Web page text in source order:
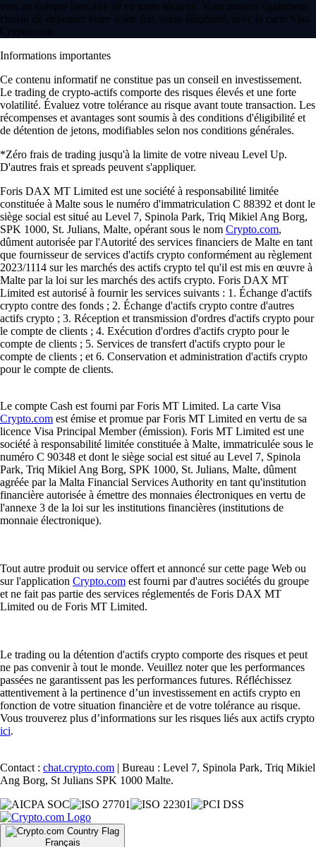
vers un compte bancaire lié en toute sécurité. Vous pouvez également
choisir de dépenser votre solde fiat, selon éligibilité, avec la carte Visa
Crypto.com.
Informations importantes
Ce contenu informatif ne constitue pas un conseil en investissement.
Le trading de crypto-actifs comporte des risques élevés et une forte
volatilité. Évaluez votre tolérance au risque avant toute transaction. Les
récompenses et avantages sont soumis à des conditions d'éligibilité et
de détention de jetons, modifiables selon nos conditions générales.
*Zéro frais de trading jusqu'à la limite de votre niveau Level Up.
D'autres frais et spreads peuvent s'appliquer.
Foris DAX MT Limited est une société à responsabilité limitée
constituée à Malte sous le numéro d'immatriculation C 88392 et dont le
siège social est situé au Level 7, Spinola Park, Triq Mikiel Ang Borg,
SPK 1000, St. Julians, Malte, opérant sous le nom Crypto.com,
dûment autorisée par l'Autorité des services financiers de Malte en tant
que fournisseur de services d'actifs crypto conformément au règlement
2023/1114 sur les marchés des actifs crypto tel qu'il est mis en œuvre à
Malte par la loi sur les marchés des actifs crypto. Foris DAX MT
Limited est autorisé à fournir les services suivants : 1. Échange d'actifs
crypto contre des fonds ; 2. Échange d'actifs crypto contre d'autres
actifs crypto ; 3. Réception et transmission d'ordres d'actifs crypto pour
le compte de clients ; 4. Exécution d'ordres d'actifs crypto pour le
compte de clients ; 5. Services de transfert d'actifs crypto pour le
compte de clients ; et 6. Conservation et administration d'actifs crypto
pour le compte de clients.
Le compte Cash est fourni par Foris MT Limited. La carte Visa
Crypto.com est émise et promue par Foris MT Limited en vertu de sa
licence Visa Principal Member (émission). Foris MT Limited est une
société à responsabilité limitée constituée à Malte, immatriculée sous le
numéro C 90348 et dont le siège social est situé au Level 7, Spinola
Park, Triq Mikiel Ang Borg, SPK 1000, St. Julians, Malte, dûment
agréée par la Malta Financial Services Authority en tant qu'institution
financière autorisée à émettre des monnaies électroniques en vertu de
l'annexe 3 de la loi sur les institutions financières (institutions de
monnaie électronique).
Tout autre produit ou service offert et annoncé sur cette page Web ou
sur l'application Crypto.com est fourni par d'autres sociétés du groupe
et ne fait pas partie des services réglementés de Foris DAX MT
Limited ou de Foris MT Limited.
Le trading ou la détention d'actifs crypto comporte des risques et peut
ne pas convenir à tout le monde. Veuillez noter que les performances
passées ne garantissent pas les performances futures. Réfléchissez
attentivement à la pertinence d’un investissement en actifs crypto en
fonction de votre situation financière et de votre tolérance au risque.
Vous trouverez plus d’informations sur les risques liés aux actifs crypto
ici.
Contact : chat.crypto.com | Bureau : Level 7, Spinola Park, Triq Mikiel
Ang Borg, St Julians SPK 1000 Malte.
Français